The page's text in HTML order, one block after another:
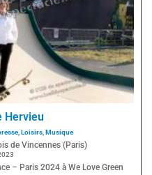
Hervieu
,Loisirs,Musique
de Vincennes (Paris)
– Paris 2024 à We Love Green